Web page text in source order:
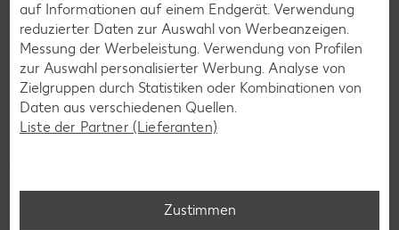
Beim Einkaufen ganz nebenbei lokale Organisationen wie
Kinderheime oder die Tafeln unterstützen? Kein Problem!
Jeder Cent zählt! Für deine Region.
Filialspendenkonzept von Kaufland. Denn schon kleine
soziale Organisation aus ihrer Region zu unterstützen.
auf Informationen auf einem Endgerät. Verwendung
reduzierter Daten zur Auswahl von Werbeanzeigen.
Messung der Werbeleistung. Verwendung von Profilen
zur Auswahl personalisierter Werbung. Analyse von
Zielgruppen durch Statistiken oder Kombinationen von
Daten aus verschiedenen Quellen.
Liste der Partner (Lieferanten)
Zustimmen